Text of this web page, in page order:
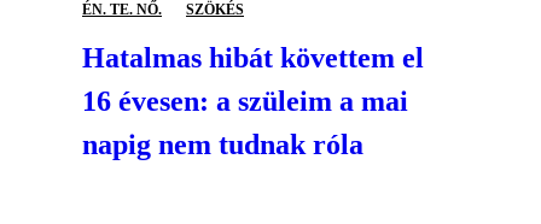
ÉN. TE. NŐ. SZÖKÉS
Hatalmas hibát követtem el
16 évesen: a szüleim a mai
napig nem tudnak róla